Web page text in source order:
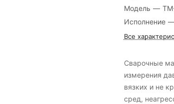
Модель —
Исполнение
Все
Сварочные
измерения
вязких и не
сред,